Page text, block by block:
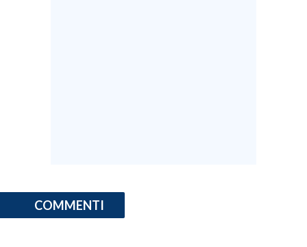
COMMENTI